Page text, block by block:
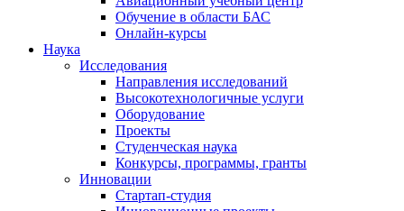
Обучение в области БАС
Онлайн-курсы
Наука
Исследования
Направления исследований
Высокотехнологичные услуги
Оборудование
Проекты
Студенческая наука
Конкурсы, программы, гранты
Инновации
Стартап-студия